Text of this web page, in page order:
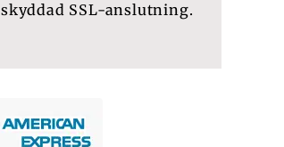
skyddad SSL-anslutning.